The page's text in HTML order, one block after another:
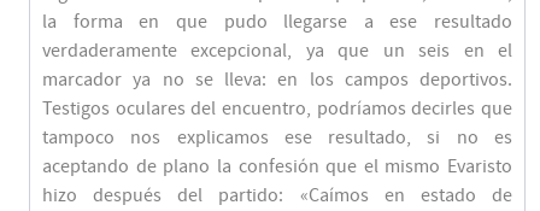
la forma en que pudo llegarse a ese resultado
verdaderamente excepcional, ya que un seis en el
marcador ya no se lleva: en los campos deportivos.
Testigos oculares del encuentro, podríamos decirles que
tampoco nos explicamos ese resultado, si no es
aceptando de plano la confesión que el mismo Evaristo
hizo después del partido: «Caímos en estado de